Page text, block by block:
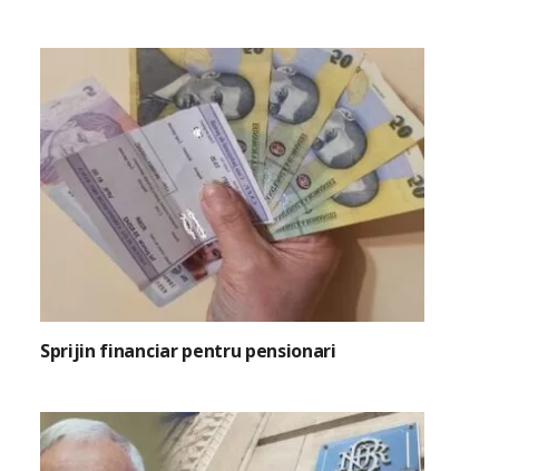
Sprijin financiar pentru pensionari